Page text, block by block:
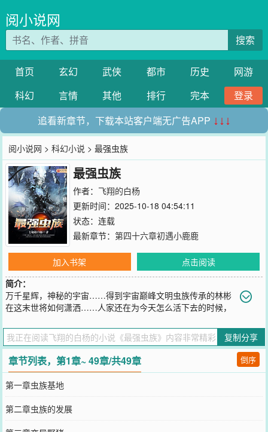
阅小说网
搜索
首页 玄幻 武侠 都市 历史
网游
科幻
言情 其他 排行 完本
登录
追看新章节，下载本站客户端无广告APP ↓↓↓
阅小说网 >科幻小说 > 最强虫族
最强虫族
作者： 飞翔的白杨
更新时间：2025-10-18 04:54:11
状态：连载
最新章节： 第四十六章初遇小鹿鹿
加入书架
点击阅读
简介：
万千星辉，神秘的宇宙……得到宇宙巅峰文明虫族传承的林彬
在这末世将如何潇洒……人家还在为今天怎么活下去的时候，
星空和宇宙亿万种族争霸道路，一艘艘星空战舰与虫海的对碰……“人
活着如果不享受那跟咸鱼有什么区别！”已经是宇宙主宰者的林彬感慨
道。
您要是觉得《 最强虫族》还不错的话请不要忘记向您QQ群和微博微信
里的朋友推荐哦！
复制分享
章节列表，第1章~ 49章/共49章 倒序
第一章虫族基地
第二章虫族的发展